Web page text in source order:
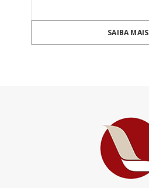
SAIBA MAIS